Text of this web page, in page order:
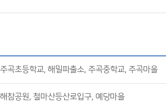
주곡초등학교, 해밀파출소, 주곡중학교, 주곡마을
해참공원, 철마산등산로입구, 예당마을